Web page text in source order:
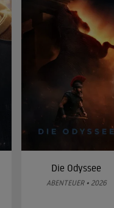
Die Odyssee
ABENTEUER • 2026